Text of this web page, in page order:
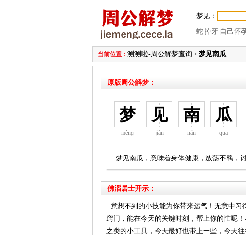
梦见：
蛇 掉牙 自己怀
当前位置： 测测啦-周公解梦查询 > 梦见南瓜
原版周公解梦：
梦
mènɡ
见
jiàn
南
nán
瓜
ɡuā
· 梦见南瓜，意味着身体健康，放荡不羁，
佛滔居士开示：
· 意想不到的小技能为你带来运气！无意中习
窍门，能在今天的关键时刻，帮上你的忙呢
之类的小工具，今天最好也带上一些，今天